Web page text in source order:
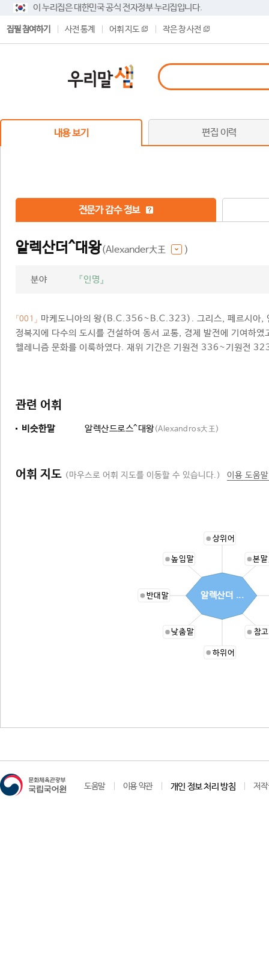
이 누리집은 대한민국 공식 전자정부 누리집입니다.
집필 참여하기 사전 통계 어휘 지도 작은 창 사전
내용 보기 편집 이력
전문가 감수 정보
알렉산더^대왕(Alexander大王 )
분야 『인명』
「001」 마케도니아의 왕(B.C.356~B.C.323). 그리스, 페르시아,
정복지에 다수의 도시를 건설하여 동서 교통, 경제 발전에 기여하
헬레니즘 문화를 이룩하였다. 재위 기간은 기원전 336~기원전
관련 어휘
비슷한말 알렉산드로스^대왕(Alexandros大王)
어휘 지도 (마우스로 어휘 지도를 이동할 수 있습니다.) 이용 도움
상위어
본
참
하위어
낮춤말
반대말
높임말
알렉산더 ...
도움말 이용 약관 개인 정보 처리 방침 저